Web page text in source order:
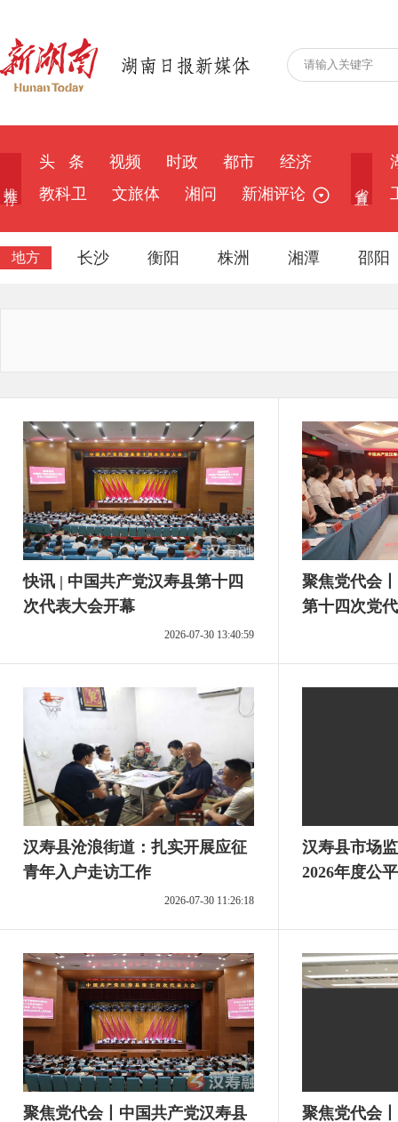
头 条 视频 时政 都市
经济
教科卫
文旅体 湘问 新湘评论
地方 长沙 衡阳 株洲 湘潭 邵阳
快讯 | 中国共产党汉寿县第十四
次代表大会开幕
2026-07-30 13:40:59
聚焦党代会
第十四次党
汉寿县沧浪街道：扎实开展应征
青年入户走访工作
2026-07-30 11:26:18
汉寿县市场
2026年度公
聚焦党代会丨中国共产党汉寿县
聚焦党代会